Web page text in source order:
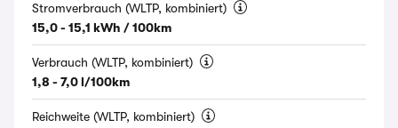
Stromverbrauch (WLTP, kombiniert)
15,0 - 15,1 kWh / 100km
Verbrauch (WLTP, kombiniert)
1,8 - 7,0 l/100km
Reichweite (WLTP, kombiniert)